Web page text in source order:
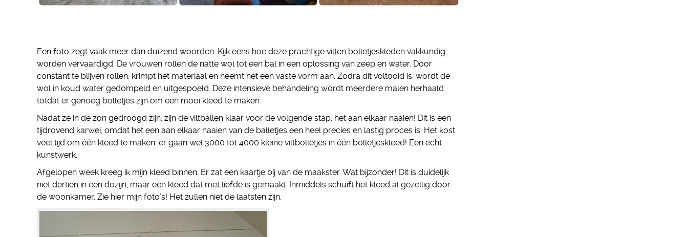
Een foto zegt vaak meer dan duizend woorden. Kijk eens hoe deze prachtige vilten bolletjeskleden vakkundig
worden vervaardigd. De vrouwen rollen de natte wol tot een bal in een oplossing van zeep en water. Door
constant te blijven rollen, krimpt het materiaal en neemt het een vaste vorm aan. Zodra dit voltooid is, wordt de
wol in koud water gedompeld en uitgespoeld. Deze intensieve behandeling wordt meerdere malen herhaald
totdat er genoeg bolletjes zijn om een mooi kleed te maken.
Nadat ze in de zon gedroogd zijn, zijn de viltballen klaar voor de volgende stap: het aan elkaar naaien! Dit is een
tijdrovend karwei, omdat het een aan elkaar naaien van de balletjes een heel precies en lastig proces is. Het kost
veel tijd om één kleed te maken: er gaan wel 3000 tot 4000 kleine viltbolletjes in één bolletjeskleed! Een echt
kunstwerk.
Afgelopen week kreeg ik mijn kleed binnen. Er zat een kaartje bij van de maakster. Wat bijzonder! Dit is duidelijk
niet dertien in een dozijn, maar een kleed dat met liefde is gemaakt. Inmiddels schuift het kleed al gezellig door
de woonkamer. Zie hier mijn foto’s! Het zullen niet de laatsten zijn.